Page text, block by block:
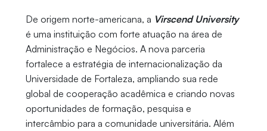
De origem norte-americana, a Virscend University
é uma instituição com forte atuação na área de
Administração e Negócios. A nova parceria
fortalece a estratégia de internacionalização da
Universidade de Fortaleza, ampliando sua rede
global de cooperação acadêmica e criando novas
oportunidades de formação, pesquisa e
intercâmbio para a comunidade universitária. Além